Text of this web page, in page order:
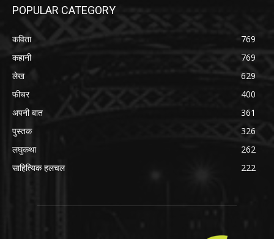
POPULAR CATEGORY
कविता
769
कहानी
769
लेख
629
फीचर
400
अपनी बात
361
पुस्तक
326
लघुकथा
262
साहित्यिक हलचल
222